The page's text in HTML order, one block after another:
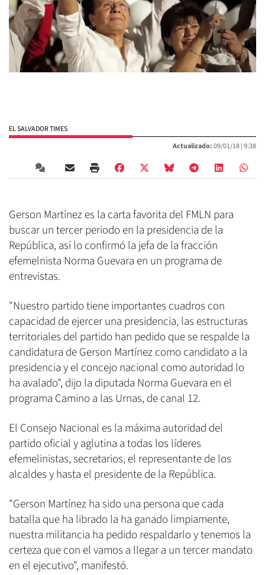
EL SALVADOR TIMES
Actualizado:09/01/18 |9:38
Gerson Martínez es la carta favorita del FMLN para
buscar un tercer periodo en la presidencia de la
República, así lo confirmó la jefa de la fracción
efemelnista Norma Guevara en un programa de
entrevistas.
"Nuestro partido tiene importantes cuadros con
capacidad de ejercer una presidencia, las estructuras
territoriales del partido han pedido que se respalde la
candidatura de Gerson Martínez como candidato a la
presidencia y el concejo nacional como autoridad lo
ha avalado", dijo la diputada Norma Guevara en el
programa Camino a las Urnas, de canal 12.
El Consejo Nacional es la máxima autoridad del
partido oficial y aglutina a todas los líderes
efemelinistas, secretarios, el representante de los
alcaldes y hasta el presidente de la República.
"Gerson Martínez ha sido una persona que cada
batalla que ha librado la ha ganado limpiamente,
nuestra militancia ha pedido respaldarlo y tenemos la
certeza que con el vamos a llegar a un tercer mandato
en el ejecutivo", manifestó.